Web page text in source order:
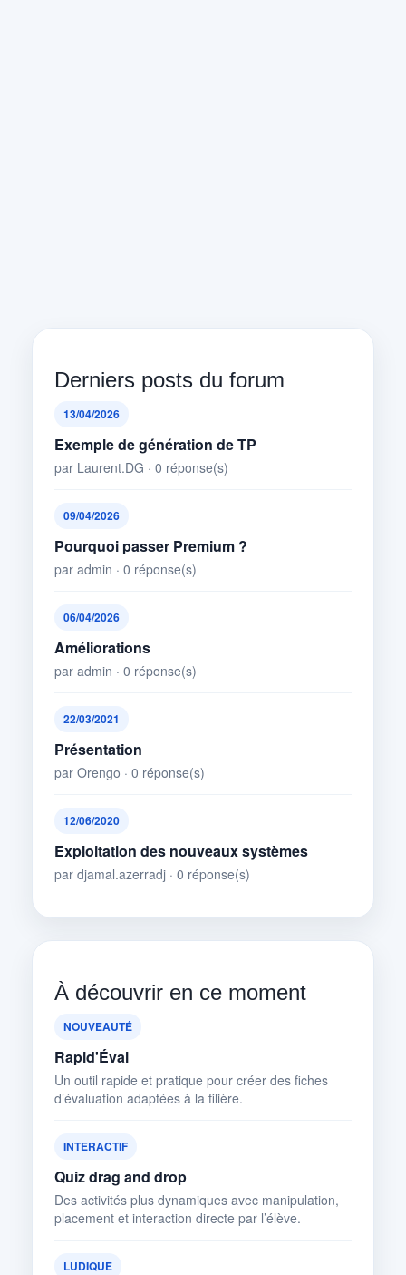
Derniers posts du forum
13/04/2026
Exemple de génération de TP
par Laurent.DG · 0 réponse(s)
09/04/2026
Pourquoi passer Premium ?
par admin · 0 réponse(s)
06/04/2026
Améliorations
par admin · 0 réponse(s)
22/03/2021
Présentation
par Orengo · 0 réponse(s)
12/06/2020
Exploitation des nouveaux systèmes
par djamal.azerradj · 0 réponse(s)
À découvrir en ce moment
NOUVEAUTÉ
Rapid'Éval
Un outil rapide et pratique pour créer des fiches
d’évaluation adaptées à la filière.
INTERACTIF
Quiz drag and drop
Des activités plus dynamiques avec manipulation,
placement et interaction directe par l’élève.
LUDIQUE